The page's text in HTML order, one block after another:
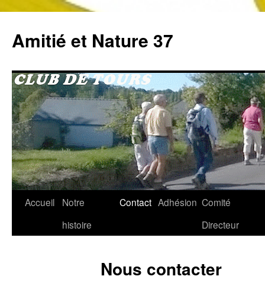
contenu
Amitié et Nature 37
Accueil
Notre
histoire
Contact Adhésion Comité
Directeur
Nous contacter